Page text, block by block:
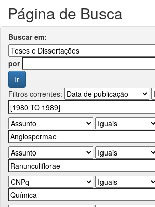
Página de Busca
Buscar em:
por
Filtros correntes: